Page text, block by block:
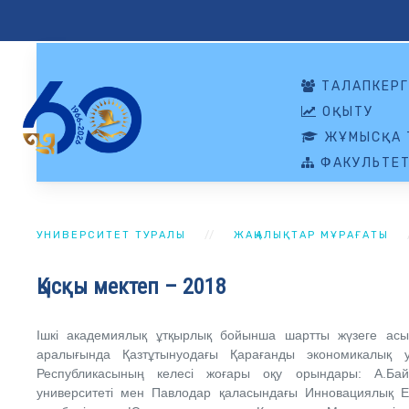
ОҚЫТУ
ЖҰМЫСҚА
УНИВЕРСИТЕТ ТУРАЛЫ ЖАҢАЛЫҚТАР МҰРАҒАТЫ
Қысқы мектеп – 2018
Ішкі академиялық ұтқырлық бойынша шартты жүзеге
аралығында Қазтұтынуодағы Қарағанды экономикалық
Республикасының келесі жоғары оқу орындары:
университеті мен Павлодар қаласындағы Инновациялық